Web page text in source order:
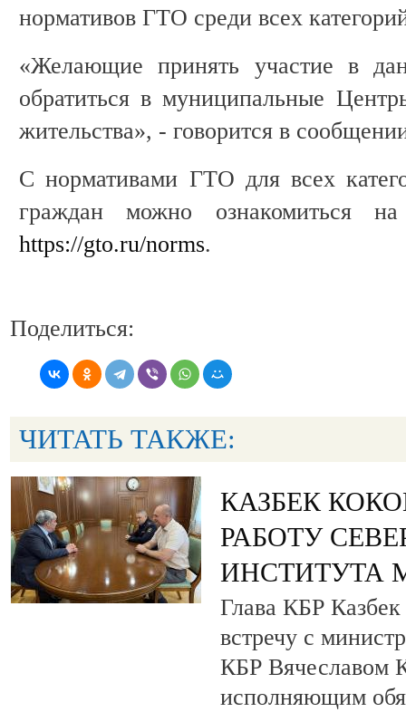
нормативов ГТО среди всех
«Желающие принять участие в
обратиться в муниципальные
жительства», - говорится в
С нормативами ГТО для всех
граждан можно ознакомиться
https://gto.ru/norms.
Поделиться:
ЧИТАТЬ ТАКЖЕ:
КАЗБЕК
РАБОТУ
ИНСТИТУТА
Глава КБР
встречу с
КБР Вячеславом
исполняющим